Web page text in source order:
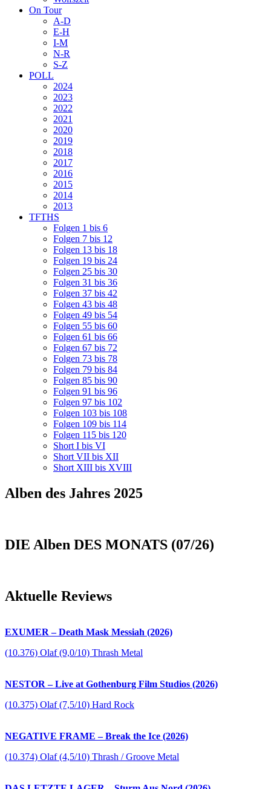
On Tour
A-D
E-H
I-M
N-R
S-Z
POLL
2024
2023
2022
2021
2020
2019
2018
2017
2016
2015
2014
2013
TFTHS
Folgen 1 bis 6
Folgen 7 bis 12
Folgen 13 bis 18
Folgen 19 bis 24
Folgen 25 bis 30
Folgen 31 bis 36
Folgen 37 bis 42
Folgen 43 bis 48
Folgen 49 bis 54
Folgen 55 bis 60
Folgen 61 bis 66
Folgen 67 bis 72
Folgen 73 bis 78
Folgen 79 bis 84
Folgen 85 bis 90
Folgen 91 bis 96
Folgen 97 bis 102
Folgen 103 bis 108
Folgen 109 bis 114
Folgen 115 bis 120
Short I bis VI
Short VII bis XII
Short XIII bis XVIII
Alben des Jahres 2025
DIE Alben DES MONATS (07/26)
Aktuelle Reviews
EXUMER – Death Mask Messiah (2026)
(10.376) Olaf (9,0/10) Thrash Metal
NESTOR – Live at Gothenburg Film Studios (2026)
(10.375) Olaf (7,5/10) Hard Rock
NEGATIVE FRAME – Break the Ice (2026)
(10.374) Olaf (4,5/10) Thrash / Groove Metal